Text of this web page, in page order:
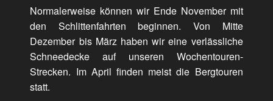
Normalerweise können wir Ende November mit
den Schlittenfahrten beginnen. Von Mitte
Dezember bis März haben wir eine verlässliche
Schneedecke auf unseren Wochentouren-
Strecken. Im April finden meist die Bergtouren
statt.